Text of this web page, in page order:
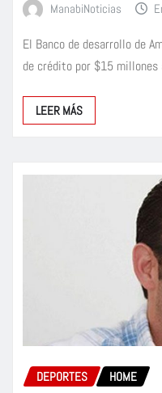
ManabiNoticias
El Banco de desarrollo de
de crédito por $15
LEER MÁS
DEPORTES HOME